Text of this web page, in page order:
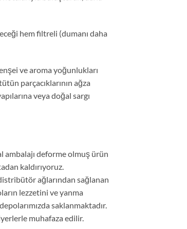
hem filtreli (dumanı daha
ve aroma yoğunlukları
parçacıklarının ağza
veya doğal sargı
ambalajı deforme olmuş ürün
kaldırıyoruz.
ağlarından sağlanan
lezzetini ve yanma
saklanmaktadır.
muhafaza edilir.